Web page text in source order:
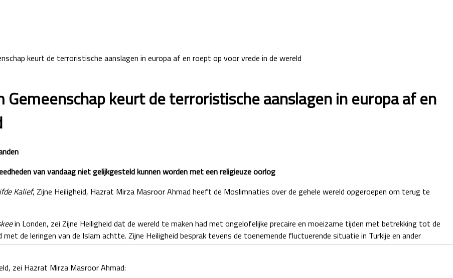
keurt de terroristische aanslagen in europa af en roept op voor vrede in de wereld
keurt de terroristische aanslagen in europa af en
van vandaag niet gelijkgesteld kunnen worden met een religieuze oorlog
Kalief, Zijne Heiligheid, Hazrat Mirza Masroor Ahmad heeft de Moslimnaties over de gehele wereld opgeroepen om terug te
in Londen, zei Zijne Heiligheid dat de wereld te maken had met ongelofelijke precaire en moeizame tijden met betrekking tot de
de leringen van de Islam achtte. Zijne Heiligheid besprak tevens de toenemende fluctuerende situatie in Turkije en ander
zei Hazrat Mirza Masroor Ahmad: